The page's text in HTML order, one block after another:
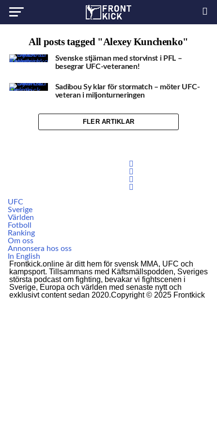
All posts tagged "Alexey Kunchenko"
Svenske stjärnan med storvinst i PFL –
besegrar UFC-veteranen!
Sadibou Sy klar för stormatch – möter UFC-
veteran i miljonturneringen
FLER ARTIKLAR
UFC
Sverige
Världen
Fotboll
Ranking
Om oss
Annonsera hos oss
In English
Frontkick.online är ditt hem för svensk MMA, UFC och
kampsport. Tillsammans med Käftsmällspodden, Sveriges
största podcast om fighting, bevakar vi fightscenen i
Sverige, Europa och världen med senaste nytt och
exklusivt content sedan 2020.Copyright © 2025 Frontkick